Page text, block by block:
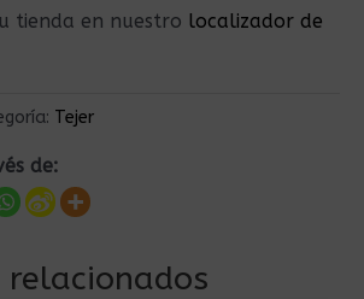
tienda en nuestro localizador de
Tejer
de:
relacionados